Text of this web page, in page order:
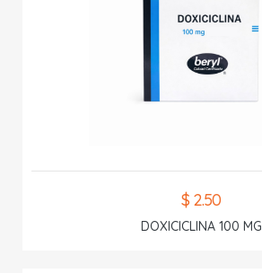
$ 2.50
DOXICICLINA 100 MG